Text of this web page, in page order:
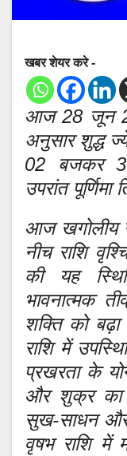
खबर शेयर करे -
आज 28 जून
अनुसार शुद्ध
02 बजकर
उपरांत
आज खगोलीय
नीच राशि
की यह
भावनात्मक
शक्ति को
राशि में
प्रखरता के
और शुक्र का
सुख-साधन और
वृषभ राशि में